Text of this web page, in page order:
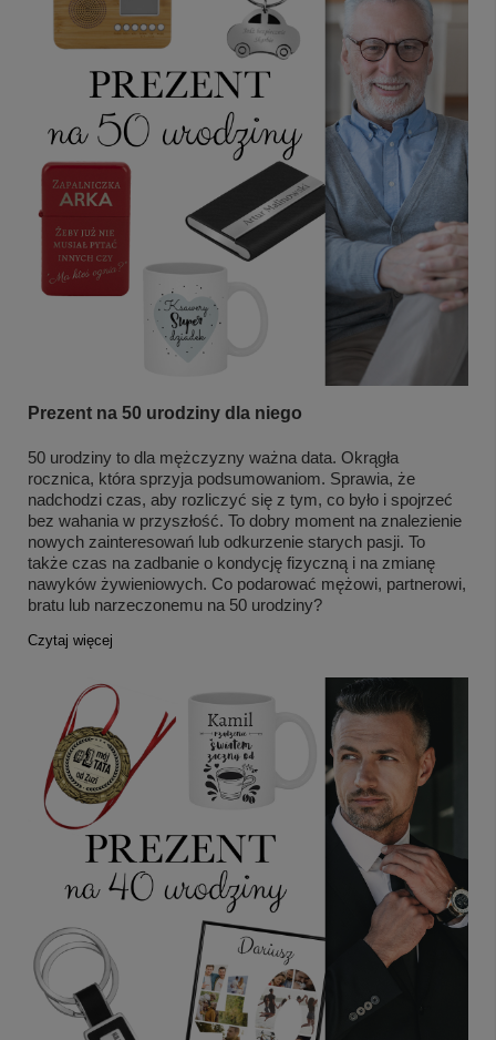
Prezent na 50 urodziny dla niego
50 urodziny to dla mężczyzny ważna data. Okrągła
rocznica, która sprzyja podsumowaniom. Sprawia, że
nadchodzi czas, aby rozliczyć się z tym, co było i spojrzeć
bez wahania w przyszłość. To dobry moment na znalezienie
nowych zainteresowań lub odkurzenie starych pasji. To
także czas na zadbanie o kondycję fizyczną i na zmianę
nawyków żywieniowych. Co podarować mężowi, partnerowi,
bratu lub narzeczonemu na 50 urodziny?
Czytaj więcej